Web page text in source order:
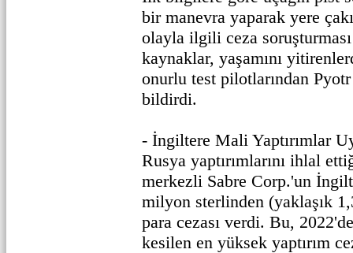
bir manevra yaparak yere
olayla ilgili ceza soruşturması
kaynaklar, yaşamını
onurlu test pilotlarından
bildirdi.
- İngiltere Mali Yaptırımlar
Rusya yaptırımlarını ihlal
merkezli Sabre Corp.'un
milyon sterlinden (yaklaşık
para cezası verdi. Bu,
kesilen en yüksek yaptırım